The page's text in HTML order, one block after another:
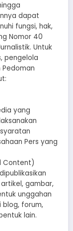
dapat
fungsi, hak,
Nomor 40
Untuk
pengelola
yang
Pers yang
Content)
gambar,
unggahan
forum,
lain.